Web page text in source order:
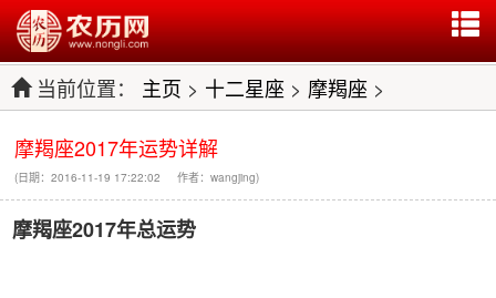
当前位置： 主页 > 十二星座 > 摩羯座 >
摩羯座2017年运势详解
(日期：2016-11-19 17:22:02 作者：wangjing)
摩羯座2017年总运势